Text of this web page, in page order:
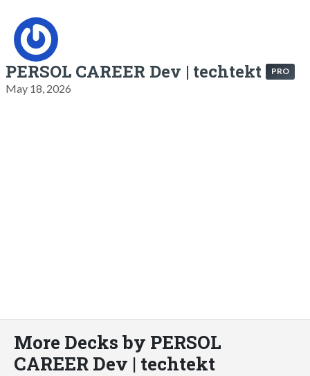
PERSOL CAREER Dev | techtekt PRO
May 18, 2026
More Decks by PERSOL
CAREER Dev | techtekt